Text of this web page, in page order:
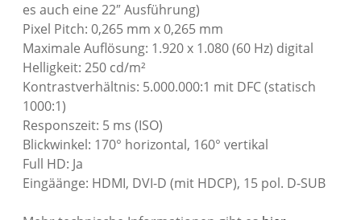
es auch eine 22″ Ausführung)
Pixel Pitch: 0,265 mm x 0,265 mm
Maximale Auflösung: 1.920 x 1.080 (60 Hz) digital
Helligkeit: 250 cd/m²
Kontrastverhältnis: 5.000.000:1 mit DFC (statisch
1000:1)
Responszeit: 5 ms (ISO)
Blickwinkel: 170° horizontal, 160° vertikal
Full HD: Ja
Eingäänge: HDMI, DVI-D (mit HDCP), 15 pol. D-SUB